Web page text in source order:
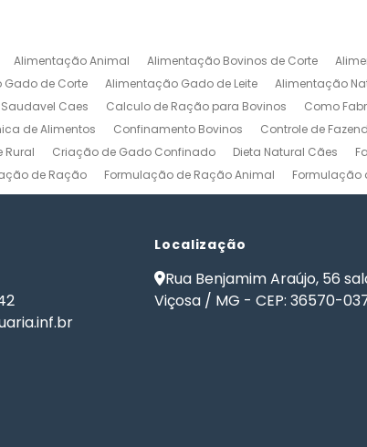
Alimentação Animal Alimentação Bovinos de Corte
de Corte Alimentação Gado de Leite Alimentação
Caes Calculo de Ração para Bovinos Como
de Alimentos Confinamento Bovinos Controle de
Rural Criação de Gado Confinado Dieta Natural Cães
de Ração Formulação de Ração Animal
Formulação
de Ração para Aves de Postura Formulação de Ração
Ração para Gado Leiteiro Formulação de Ração para Peixes
Rural Nutrição de Bovinos Nutrição
Formulação de Ração para Bovinos
Localização
Rua Benjamim Araújo, 56
Viçosa / MG - CEP: 36570-